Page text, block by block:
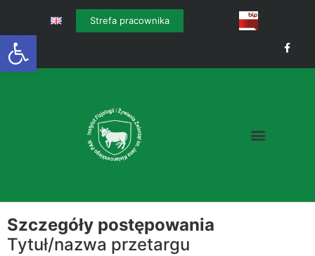
Otwórz pasek narzędzi
Strefa pracownika
Szczegóły postępowania
Tytuł/nazwa przetargu